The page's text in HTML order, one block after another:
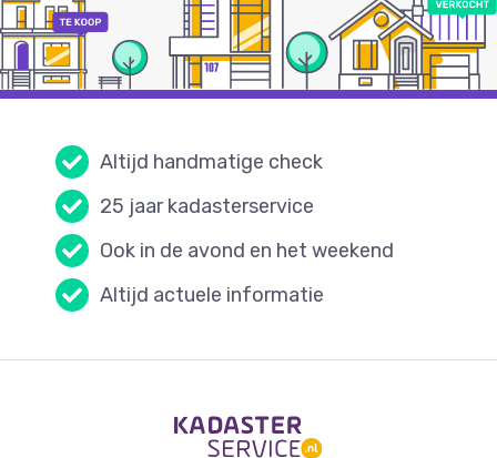
Altijd handmatige check
25 jaar kadasterservice
Ook in de avond en het weekend
Altijd actuele informatie